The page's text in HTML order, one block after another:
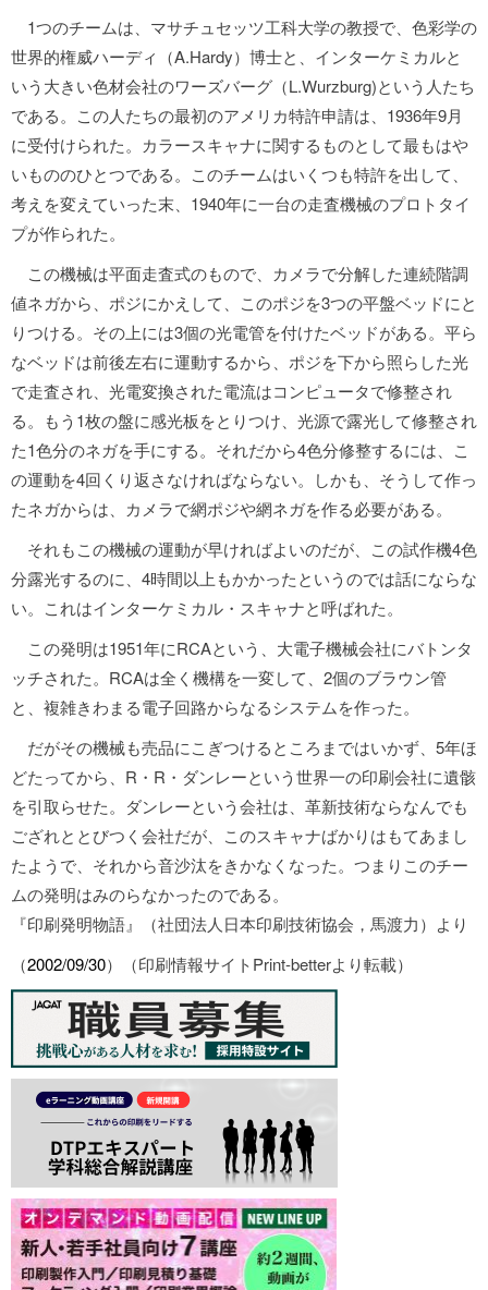
1つのチームは、マサチュセッツ工科大学の教授で、色彩学の
世界的権威ハーディ（A.Hardy）博士と、インターケミカルと
いう大きい色材会社のワーズバーグ（L.Wurzburg)という人たち
である。この人たちの最初のアメリカ特許申請は、1936年9月
に受付けられた。カラースキャナに関するものとして最もはや
いもののひとつである。このチームはいくつも特許を出して、
考えを変えていった末、1940年に一台の走査機械のプロトタイ
プが作られた。
この機械は平面走査式のもので、カメラで分解した連続階調
値ネガから、ポジにかえして、このポジを3つの平盤ベッドにと
りつける。その上には3個の光電管を付けたベッドがある。平ら
なベッドは前後左右に運動するから、ポジを下から照らした光
で走査され、光電変換された電流はコンピュータで修整され
る。もう1枚の盤に感光板をとりつけ、光源で露光して修整され
た1色分のネガを手にする。それだから4色分修整するには、こ
の運動を4回くり返さなければならない。しかも、そうして作っ
たネガからは、カメラで網ポジや網ネガを作る必要がある。
それもこの機械の運動が早ければよいのだが、この試作機4色
分露光するのに、4時間以上もかかったというのでは話にならな
い。これはインターケミカル・スキャナと呼ばれた。
この発明は1951年にRCAという、大電子機械会社にバトンタ
ッチされた。RCAは全く機構を一変して、2個のブラウン管
と、複雑きわまる電子回路からなるシステムを作った。
だがその機械も売品にこぎつけるところまではいかず、5年ほ
どたってから、R・R・ダンレーという世界一の印刷会社に遺骸
を引取らせた。ダンレーという会社は、革新技術ならなんでも
ござれととびつく会社だが、このスキャナばかりはもてあまし
たようで、それから音沙汰をきかなくなった。つまりこのチー
ムの発明はみのらなかったのである。
『印刷発明物語』（社団法人日本印刷技術協会，馬渡力）より
（2002/09/30）（印刷情報サイトPrint-betterより転載）